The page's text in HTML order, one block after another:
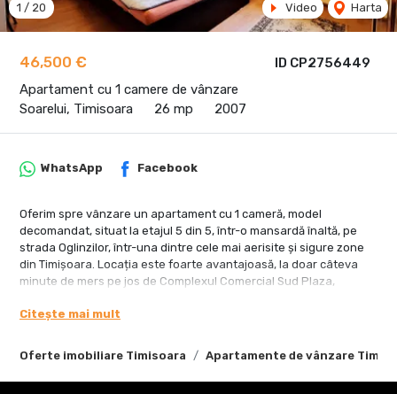
ID CP2756449
46,500 €
Apartament cu 1 camere de vânzare
Soarelui, Timisoara
26 mp 2007
1 / 20 Video Harta
Oferte imobiliare Timisoara Apartamente de vânzare
WhatsApp Facebook
Oferim spre vânzare un apartament cu 1 cameră, model
decomandat, situat la etajul 5 din 5, într-o mansardă înaltă, pe
strada Oglinzilor, într-una dintre cele mai aerisite și sigure zone
din Timișoara. Locația este foarte avantajoasă, la doar câteva
minute de mers pe jos de Complexul Comercial Sud Plaza,
mijloacele de transport în comun. În apropiere se află și Spitalul
Apartamentul are suprafata utila de 26 mp si o compartimentare
practică, fiind alcătuit din hol de intrare, cameră spațioasă cu
Citește mai mult